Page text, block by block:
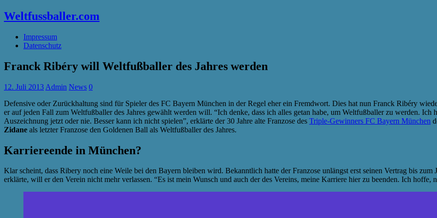
Weltfussballer.com
Impressum
Datenschutz
Franck Ribéry will Weltfußballer des Jahres werden
12. Juli 2013 Admin News 0
Defensive oder Zurückhaltung sind für Spieler des FC Bayern München in der Regel eher ein Fremdwort. Dies hat nun Franck Ribéry
er auf jeden Fall zum Weltfußballer des Jahres gewählt werden will. “Ich denke, dass ich alles getan habe, um Weltfußballer zu werden. Ich
Auszeichnung jetzt oder nie. Besser kann ich nicht spielen”, erklärte der 30 Jahre alte Franzose des Triple-Gewinners FC Bayern München
Zidane als letzter Franzose den Goldenen Ball als Weltfußballer des Jahres.
Karriereende in München?
Klar scheint, dass Ribery noch eine Weile bei den Bayern bleiben wird. Bekanntlich hatte der Franzose unlängst erst seinen Vertrag bis
erklärte, will er den Verein nicht mehr verlassen. “Es ist mein Wunsch und auch der des Vereins, meine Karriere hier zu beenden. Ich